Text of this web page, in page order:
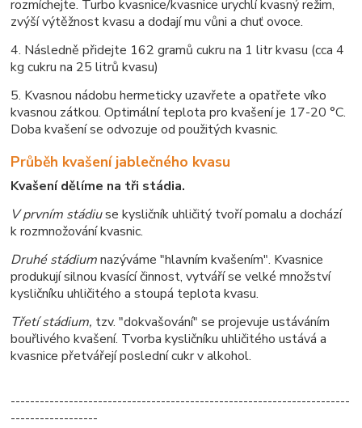
rozmíchejte. Turbo kvasnice/kvasnice urychlí kvasný režim,
zvýší výtěžnost kvasu a dodají mu vůni a chuť ovoce.
4. Následně přidejte 162 gramů cukru na 1 litr kvasu (cca 4
kg cukru na 25 litrů kvasu)
5. Kvasnou nádobu hermeticky uzavřete a opatřete víko
kvasnou zátkou. Optimální teplota pro kvašení je 17-20 °C.
Doba kvašení se odvozuje od použitých kvasnic.
Průběh kvašení jablečného kvasu
Kvašení dělíme na tři stádia.
V prvním stádiuse kysličník uhličitý tvoří pomalu a dochází
k rozmnožování kvasnic.
Druhé stádiumnazýváme "hlavním kvašením". Kvasnice
produkují silnou kvasící činnost, vytváří se velké množství
kysličníku uhličitého a stoupá teplota kvasu.
Třetí stádium, tzv. "dokvašování" se projevuje ustáváním
bouřlivého kvašení. Tvorba kysličníku uhličitého ustává a
kvasnice přetvářejí poslední cukr v alkohol.
----------------------------------------------------------------------
------------------